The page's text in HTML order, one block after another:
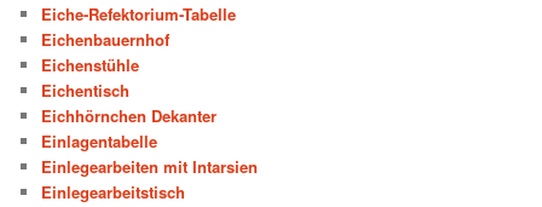
Eiche-Refektorium-Tabelle
Eichenbauernhof
Eichenstühle
Eichentisch
Eichhörnchen Dekanter
Einlagentabelle
Einlegearbeiten mit Intarsien
Einlegearbeitstisch